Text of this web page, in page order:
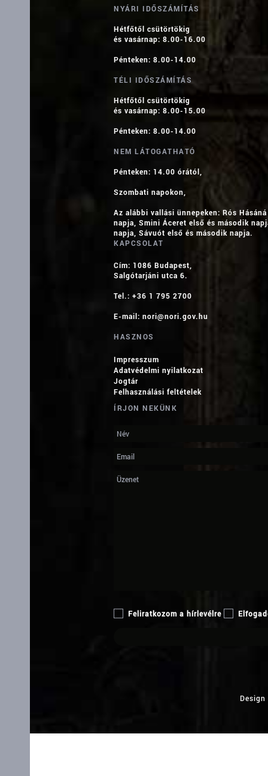
NYÁRI IDŐSZÁMÍTÁS
Hétfőtől csütörtökig
és vasárnap: 8.00-16.00
Pénteken: 8.00-14.00
TÉLI IDŐSZÁMÍTÁS
Hétfőtől csütörtökig
és vasárnap: 8.00-15.00
Pénteken: 8.00-14.00
NEM LÁTOGATHATÓ
Pénteken: 14.00 órától,
Szombati napokon,
Az alábbi vallási ünnepeken: Rós
napja, Smini Áceret első és második
napja, Sávuót első és második napja.
KAPCSOLAT
Cím: 1086 Budapest,
Salgótarjáni utca 6.
Tel.: +36 1 795 2700
E-mail: nori@nori.gov.hu
HASZNOS
Impresszum
Adatvédelmi nyilatkozat
Jogtár
Felhasználási feltételek
ÍRJON NEKÜNK
Feliratkozom a hírlevélre